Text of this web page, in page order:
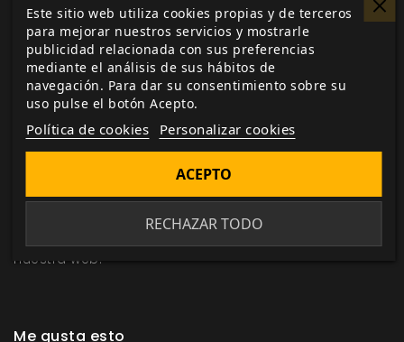
Descripciones de las Sendas de Iluminación, los
fundamentos de la identidad del Sabbat.
Información sobre la Guerra de la Gehenna y cómo el
Sabbat se opone a los temibles Antediluvianos.
Nuevas herramientas para expandir tus crónicas,
incluyendo Poderes de Disciplinas, antagonistas
versátiles y los espeluznantes Ritae de la Mano Negra.
nuestra web.
Me gusta esto
Este sitio web utiliza cookies propias y de terceros
para mejorar nuestros servicios y mostrarle
publicidad relacionada con sus preferencias
mediante el análisis de sus hábitos de
navegación. Para dar su consentimiento sobre su
uso pulse el botón Acepto.
Política de cookies Personalizar cookies
RECHAZAR TODO
ACEPTO